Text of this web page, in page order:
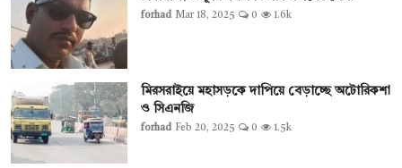
forhad Mar 18, 2025 0 1.6k
মিরসরাইয়ে মহাসড়কে দাপিয়ে বেড়াচ্ছে অটোরিকশা
ও সিএনজি
forhad Feb 20, 2025 0 1.5k